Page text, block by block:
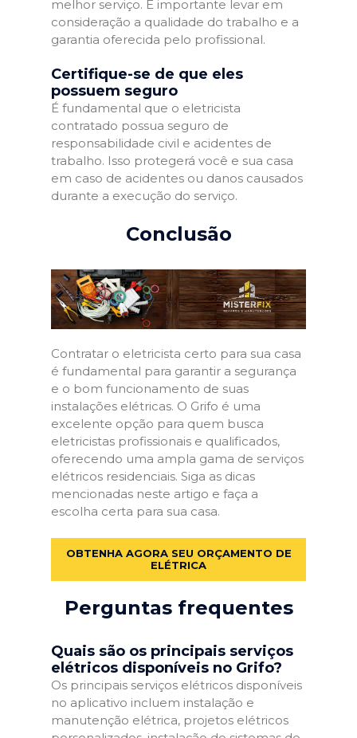
melhor serviço. É importante levar em
consideração a qualidade do trabalho e a
garantia oferecida pelo profissional.
Certifique-se de que eles
possuem seguro
É fundamental que o eletricista
contratado possua seguro de
responsabilidade civil e acidentes de
trabalho. Isso protegerá você e sua casa
em caso de acidentes ou danos causados
durante a execução do serviço.
Conclusão
Contratar o eletricista certo para sua casa
é fundamental para garantir a segurança
e o bom funcionamento de suas
instalações elétricas. O Grifo é uma
excelente opção para quem busca
eletricistas profissionais e qualificados,
oferecendo uma ampla gama de serviços
elétricos residenciais. Siga as dicas
mencionadas neste artigo e faça a
escolha certa para sua casa.
OBTENHA AGORA SEU ORÇAMENTO DE
ELÉTRICA
Perguntas frequentes
Quais são os principais serviços
elétricos disponíveis no Grifo?
Os principais serviços elétricos disponíveis
no aplicativo incluem instalação e
manutenção elétrica, projetos elétricos